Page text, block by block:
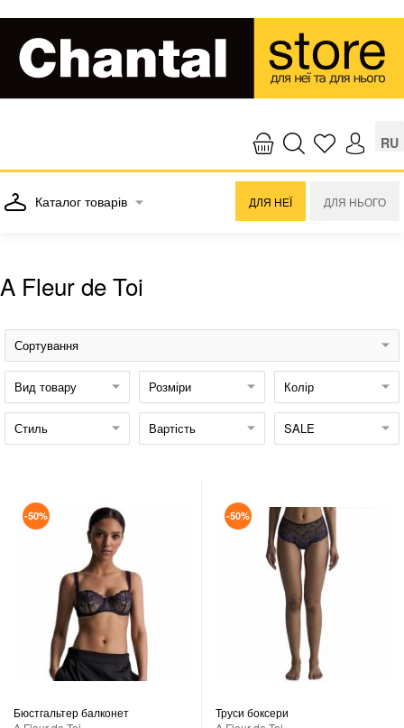
RU
Каталог товарів ДЛЯ НЕЇ ДЛЯ НЬОГО
A Fleur de Toi
Сортування
Вид товару Розміри Колір
Стиль Вартість SALE
-50%
Бюстгальтер балконет
-50%
Труси боксери